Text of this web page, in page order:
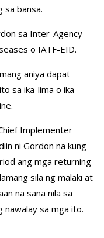
sa bansa.
sa Inter-Agency
o IATF-EID.
aniya dapat
sa ika-lima o ika-
Implementer
ni Gordon na kung
ang mga returning
sila ng malaki at
na sana nila sa
nawalay sa mga ito.